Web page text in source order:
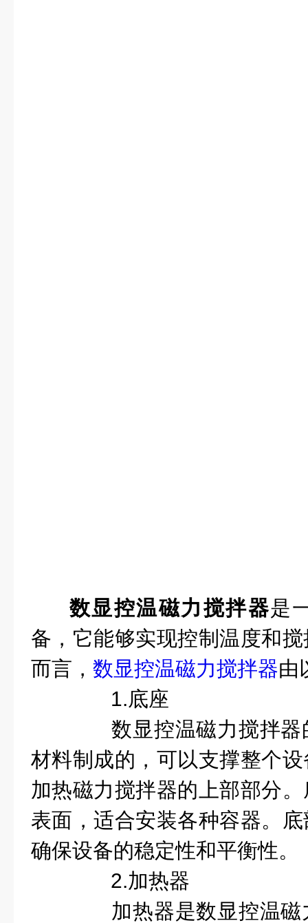
数显控温磁力搅拌器是
备，它能够实现控制温度和
而言， 数显控温磁力搅拌器由
1.底座
数显控温磁力搅拌器
材料制成的，可以支撑整个
加热磁力搅拌器的上部部分
表面，适合安装各种容器。
确保设备的稳定性和平衡性。
2.加热器
加热器是数显控温磁